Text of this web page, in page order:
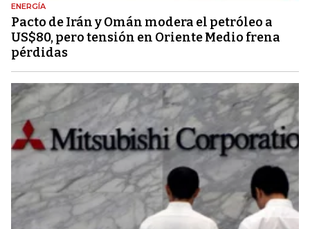
ENERGÍA
Pacto de Irán y Omán modera el petróleo a
US$80, pero tensión en Oriente Medio frena
pérdidas